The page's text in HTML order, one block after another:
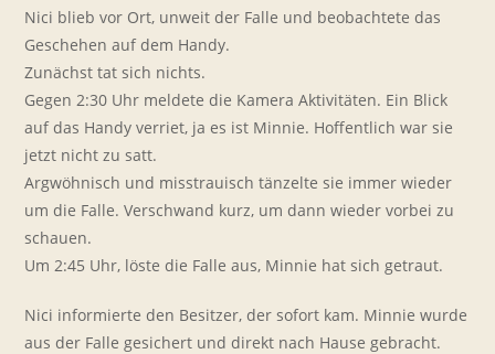
Nici blieb vor Ort, unweit der Falle und beobachtete das
Geschehen auf dem Handy.
Zunächst tat sich nichts.
Gegen 2:30 Uhr meldete die Kamera Aktivitäten. Ein Blick
auf das Handy verriet, ja es ist Minnie. Hoffentlich war sie
jetzt nicht zu satt.
Argwöhnisch und misstrauisch tänzelte sie immer wieder
um die Falle. Verschwand kurz, um dann wieder vorbei zu
schauen.
Um 2:45 Uhr, löste die Falle aus, Minnie hat sich getraut.
Nici informierte den Besitzer, der sofort kam. Minnie wurde
aus der Falle gesichert und direkt nach Hause gebracht.